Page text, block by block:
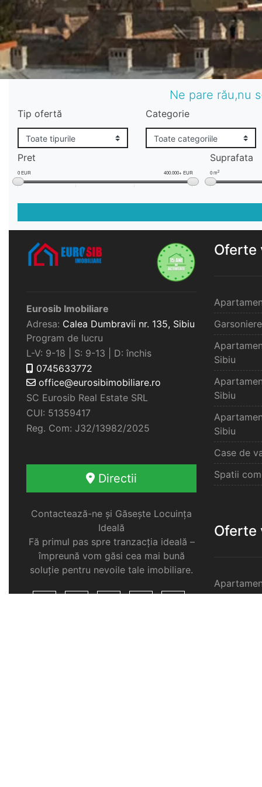
Ne pare rău,nu
Tip ofertă Categorie
Pret
0 EUR 400.000+ EUR
Suprafata
0 m2
Eurosib Imobiliare
Adresa: Calea Dumbravii nr. 135, Sibiu
Program de lucru
L-V: 9-18 | S: 9-13 | D: închis
0745633772
office@eurosibimobiliare.ro
SC Eurosib Real Estate SRL
CUI: 51359417
Reg. Com: J32/13982/2025
Directii
Contactează-ne și Găsește Locuința
Ideală
Fă primul pas spre tranzacția ideală –
împreună vom găsi cea mai bună
soluție pentru nevoile tale imobiliare.
Oferte
Sibiu
Sibiu
Sibiu
Case de
Spatii
Oferte